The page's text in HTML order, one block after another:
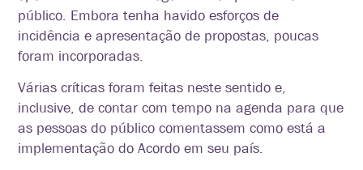
público. Embora tenha havido esforços de
incidência e apresentação de propostas, poucas
foram incorporadas.
Várias críticas foram feitas neste sentido e,
inclusive, de contar com tempo na agenda para que
as pessoas do público comentassem como está a
implementação do Acordo em seu país.